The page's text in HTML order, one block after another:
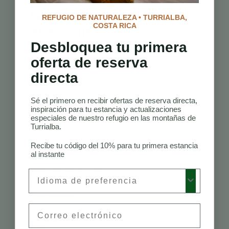
las
atracciones
imprescindibles
en Costa
Rica?
imprescindibles
incluyen el Volcán
Arenal, el Bosque
Monteverde, el
Manuel Antonio y las
playas de
Guanacaste.
¿Cuántos
REFUGIO DE NATURALEZA • TURRIALBA,
COSTA RICA
Desbloquea tu primera
oferta de reserva
directa
Sé el primero en recibir ofertas de reserva directa,
inspiración para tu estancia y actualizaciones
especiales de nuestro refugio en las montañas de
Turrialba.
Recibe tu código del 10% para tu primera estancia
al instante